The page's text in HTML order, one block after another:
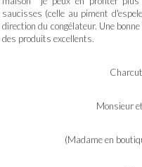
saucisses (celle au piment
direction du congélateur. Une
des produits excellents.
Monsieur
(Madame en